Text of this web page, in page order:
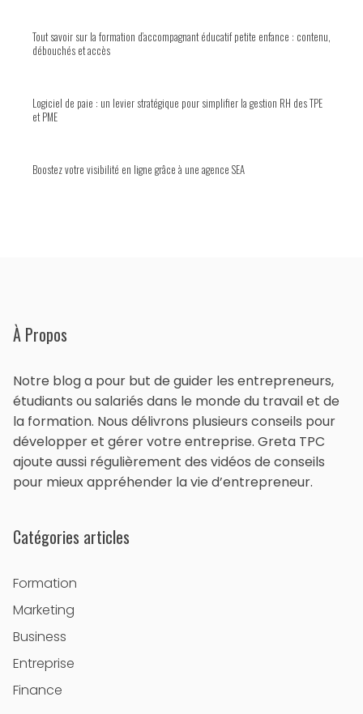
Tout savoir sur la formation d’accompagnant éducatif petite enfance : contenu,
débouchés et accès
Logiciel de paie : un levier stratégique pour simplifier la gestion RH des TPE
et PME
Boostez votre visibilité en ligne grâce à une agence SEA
À Propos
Notre blog a pour but de guider les entrepreneurs,
étudiants ou salariés dans le monde du travail et de
la formation. Nous délivrons plusieurs conseils pour
développer et gérer votre entreprise. Greta TPC
ajoute aussi régulièrement des vidéos de conseils
pour mieux appréhender la vie d’entrepreneur.
Catégories articles
Formation
Marketing
Business
Entreprise
Finance